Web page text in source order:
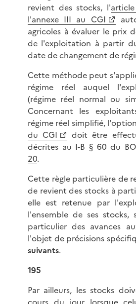
revient des stocks, l'
l'annexe III au CGI
agricoles à évaluer le prix
de l'exploitation à partir
date de changement de
Cette méthode peut
régime réel auquel
(régime réel normal ou
Concernant les
régime réel simplifié,
du CGI
doit être
décrites au I-B § 60 du
20.
Cette règle particulière de
de revient des stocks à
elle est retenue par
l'ensemble de ses stocks,
particulier des avances
l'objet de précisions
suivants.
195
Par ailleurs, les stocks